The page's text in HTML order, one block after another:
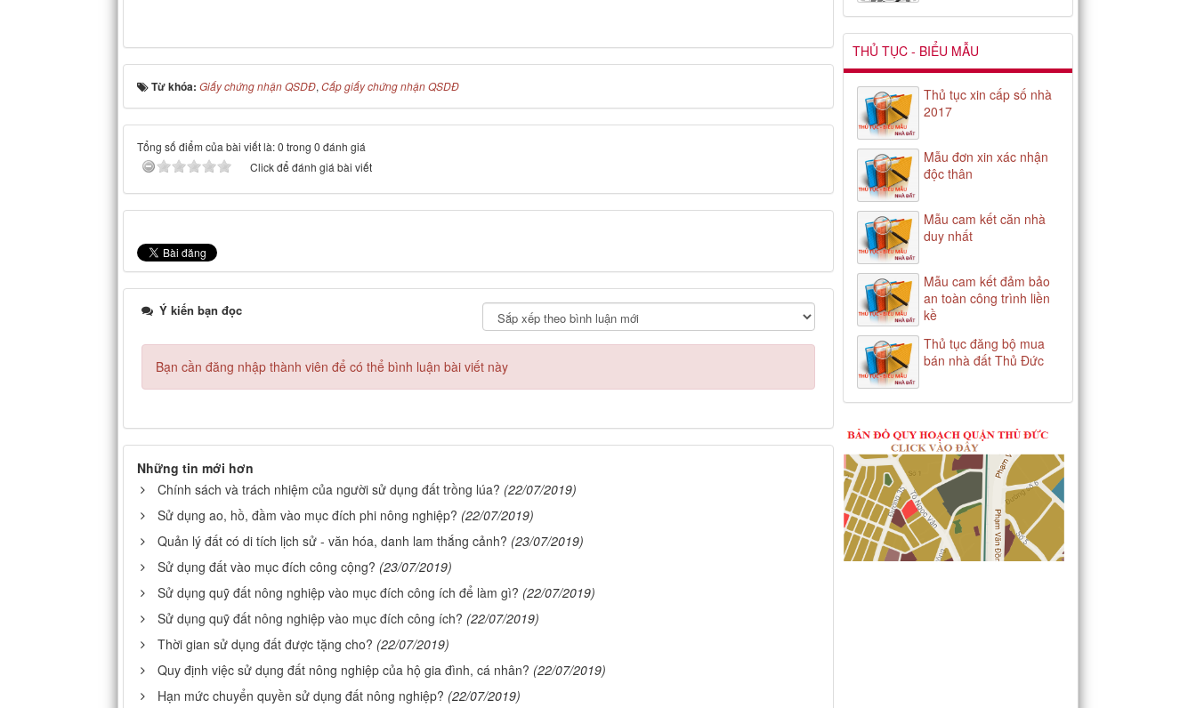
Từ khóa: Giấy chứng nhận QSDĐ, Cấp giấy chứng nhận QSDĐ
Tổng số điểm của bài viết là: 0 trong 0 đánh giá
Click để đánh giá bài viết
Ý kiến bạn đọc
Bạn cần đăng nhập thành viên để có thể bình luận bài viết này
Những tin mới hơn
Chính sách và trách nhiệm của người sử dụng đất trồng lúa? (22/07/2019)
Sử dụng ao, hồ, đầm vào mục đích phi nông nghiệp? (22/07/2019)
Quản lý đất có di tích lịch sử - văn hóa, danh lam thắng cảnh? (23/07/2019)
Sử dụng đất vào mục đích công cộng? (23/07/2019)
Sử dụng quỹ đất nông nghiệp vào mục đích công ích để làm gì? (22/07/2019)
Sử dụng quỹ đất nông nghiệp vào mục đích công ích? (22/07/2019)
Thời gian sử dụng đất được tặng cho? (22/07/2019)
Quy định việc sử dụng đất nông nghiệp của hộ gia đình, cá nhân? (22/07/2019)
Hạn mức chuyển quyền sử dụng đất nông nghiệp? (22/07/2019)
THỦ TỤC - BIỂU MẪU
Thủ tục xin cấp số nhà
2017
Mẫu đơn xin xác nhận
độc thân
Mẫu cam kết căn nhà
duy nhất
Mẫu cam kết đảm bảo
an toàn công trình liền
kề
Thủ tục đăng bộ mua
bán nhà đất Thủ Đức